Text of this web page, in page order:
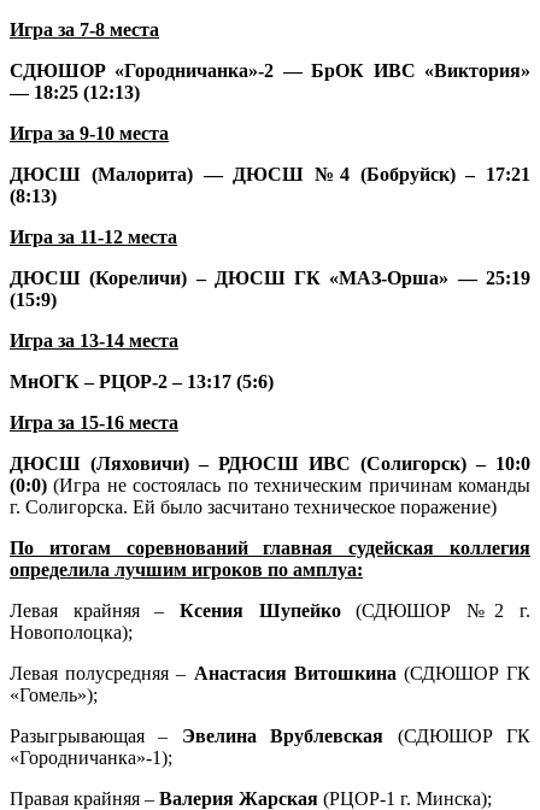
Игра за 7-8 места
СДЮШОР «Городничанка»-2— БрОК ИВС «Виктория»
— 18:25 (12:13)
Игра за 9-10 места
ДЮСШ (Малорита) — ДЮСШ №4 (Бобруйск) – 17:21
(8:13)
Игра за 11-12 места
ДЮСШ (Кореличи) – ДЮСШ ГК «МАЗ-Орша» — 25:19
(15:9)
Игра за 13-14 места
МнОГК – РЦОР-2 – 13:17 (5:6)
Игра за 15-16 места
ДЮСШ (Ляховичи) – РДЮСШ ИВС (Солигорск) – 10:0
(0:0)(Игра не состоялась по техническим причинам команды
г. Солигорска. Ей было засчитано техническое поражение)
По итогам соревнований главная судейская коллегия
определила лучшим игроков по амплуа:
Левая крайняя – Ксения Шупейко(СДЮШОР №2 г.
Новополоцка);
Левая полусредняя – Анастасия Витошкина (СДЮШОР ГК
«Гомель»);
Разыгрывающая – Эвелина Врублевская (СДЮШОР ГК
«Городничанка»-1);
Правая крайняя – Валерия Жарская (РЦОР-1 г. Минска);